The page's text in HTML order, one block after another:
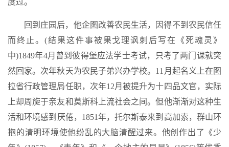
度过。
回到庄园后，他企图改善农民生活，因得不到农民信任
而终止。(结果这件事被果戈理讽刺后写在《死魂灵》
中)1849年4月曾到彼得堡应法学士考试，只考了两门课就突
然回家。次年秋天为农民子弟兴办学校。11月起名义上在图
拉省行政管理局任职，次年12月被提升为十四品文官，实际
上却周旋于亲友和莫斯科上流社会之间。但他渐渐对这种生
活和环境感到厌倦，1851年，托尔斯泰来到高加索，群山环
抱的清明环境使他纷乱的大脑清醒过来。他创作出了《少